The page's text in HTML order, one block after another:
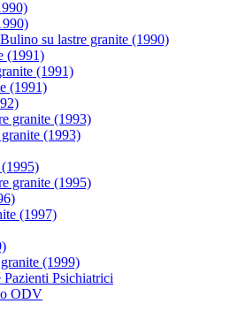
su lastre granite (1990)
(1991)
(1991)
(1991)
granite (1993)
(1993)
granite (1995)
(1997)
(1999)
Psichiatrici
ODV